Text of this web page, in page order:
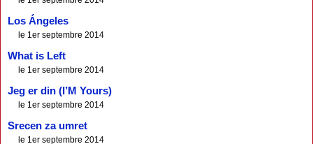
Los Ángeles
le 1er septembre 2014
What is Left
le 1er septembre 2014
Jeg er din (I’M Yours)
le 1er septembre 2014
Srecen za umret
le 1er septembre 2014